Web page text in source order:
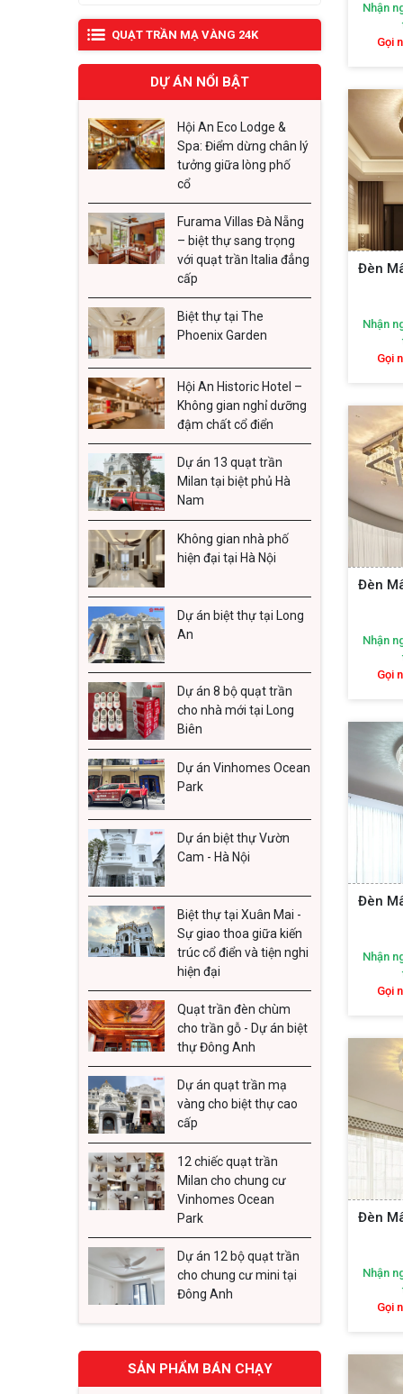
QUẠT TRẦN MẠ VÀNG 24K
DỰ ÁN NỔI BẬT
Hội An Eco Lodge &
Spa: Điểm dừng chân lý
tưởng giữa lòng phố
cổ
Furama Villas Đà Nẵng
– biệt thự sang trọng
với quạt trần Italia đẳng
cấp
Biệt thự tại The
Phoenix Garden
Hội An Historic Hotel –
Không gian nghỉ dưỡng
đậm chất cổ điển
Dự án 13 quạt trần
Milan tại biệt phủ Hà
Nam
Không gian nhà phố
hiện đại tại Hà Nội
Dự án biệt thự tại Long
An
Dự án 8 bộ quạt trần
cho nhà mới tại Long
Biên
Dự án Vinhomes Ocean
Park
Dự án biệt thự Vườn
Cam - Hà Nội
Biệt thự tại Xuân Mai -
Sự giao thoa giữa kiến
trúc cổ điển và tiện nghi
hiện đại
Quạt trần đèn chùm
cho trần gỗ - Dự án biệt
thự Đông Anh
Dự án quạt trần mạ
vàng cho biệt thự cao
cấp
12 chiếc quạt trần
Milan cho chung cư
Vinhomes Ocean
Park
Dự án 12 bộ quạt trần
cho chung cư mini tại
Đông Anh
SẢN PHẨM BÁN CHẠY
lê
uốn
Chi
Bộ
ánh
Ngày
mọi
1.
Đèn
đến vẻ
đại.
ấn
những
2.
Mẫu
nét
tạo
Đèn
chính
chúng
Ngoài
cách
3.
tráng,
lượn,
Nhận
Gọi
Đèn
Nhận
Gọi
Đèn
Nhận
Gọi
Đèn
Nhận
Gọi
Đèn
Nhận
Gọi